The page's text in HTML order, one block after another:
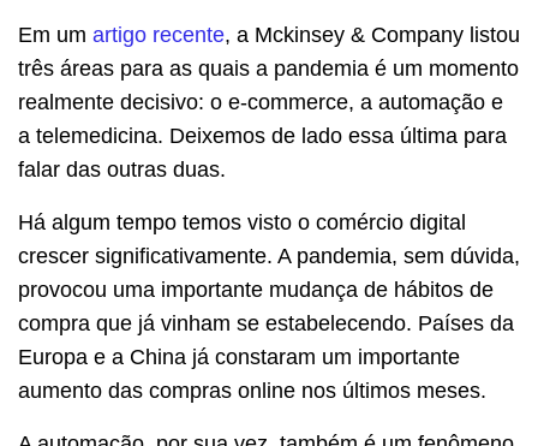
Em um artigo recente, a Mckinsey & Company listou
três áreas para as quais a pandemia é um momento
realmente decisivo: o e-commerce, a automação e
a telemedicina. Deixemos de lado essa última para
falar das outras duas.
Há algum tempo temos visto o comércio digital
crescer significativamente. A pandemia, sem dúvida,
provocou uma importante mudança de hábitos de
compra que já vinham se estabelecendo. Países da
Europa e a China já constaram um importante
aumento das compras online nos últimos meses.